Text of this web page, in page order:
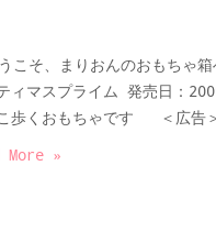
こそ、まりおんのおもち
ィマスプライム 発売日：
歩くおもちゃです ＜広
More »